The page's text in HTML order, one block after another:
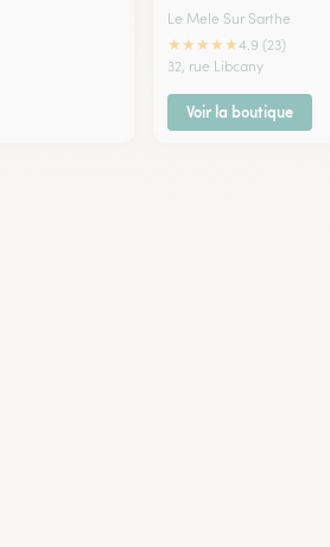
Le Mele Sur Sarthe
★★★★★4.9 (23)
32, rue Libcany
Voir la boutique